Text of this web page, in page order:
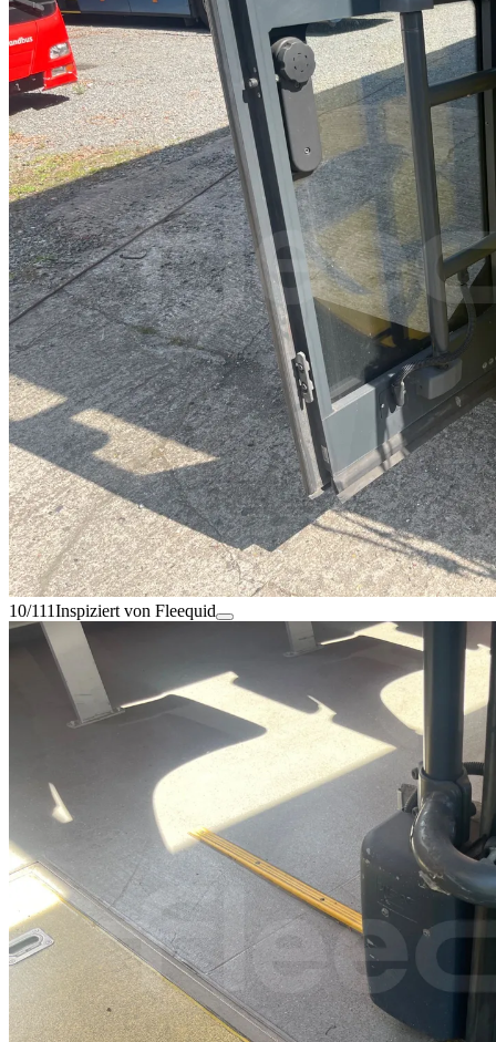
10/111Inspiziert von Fleequid